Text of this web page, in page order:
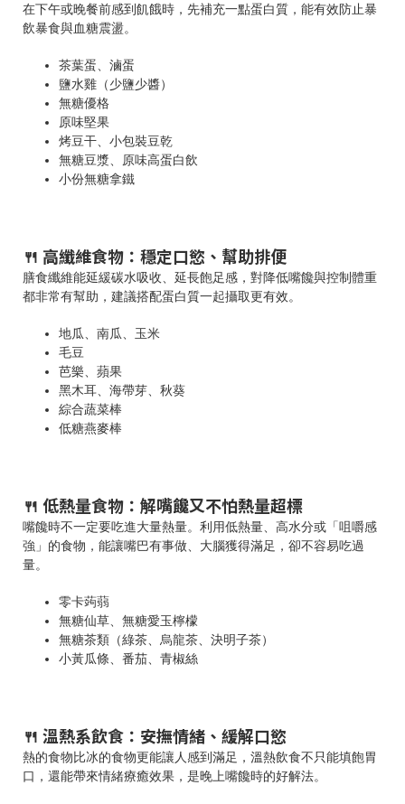
在下午或晚餐前感到飢餓時，先補充一點蛋白質，能有效防止暴
飲暴食與血糖震盪。
茶葉蛋、滷蛋
鹽水雞（少鹽少醬）
無糖優格
原味堅果
烤豆干、小包裝豆乾
無糖豆漿、原味高蛋白飲
小份無糖拿鐵
🍴 高纖維食物：穩定口慾、幫助排便
膳食纖維能延緩碳水吸收、延長飽足感，對降低嘴饞與控制體重
都非常有幫助，建議搭配蛋白質一起攝取更有效。
地瓜、南瓜、玉米
毛豆
芭樂、蘋果
黑木耳、海帶芽、秋葵
綜合蔬菜棒
低糖燕麥棒
🍴 低熱量食物：解嘴饞又不怕熱量超標
嘴饞時不一定要吃進大量熱量。利用低熱量、高水分或「咀嚼感
強」的食物，能讓嘴巴有事做、大腦獲得滿足，卻不容易吃過
量。
零卡蒟蒻
無糖仙草、無糖愛玉檸檬
無糖茶類（綠茶、烏龍茶、決明子茶）
小黃瓜條、番茄、青椒絲
🍴 溫熱系飲食：安撫情緒、緩解口慾
熱的食物比冰的食物更能讓人感到滿足，溫熱飲食不只能填飽胃
口，還能帶來情緒療癒效果，是晚上嘴饞時的好解法。